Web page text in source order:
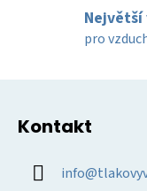
pro
Kontakt
info@